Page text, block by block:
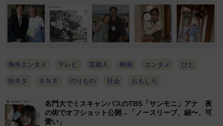
海外エンタメ テレビ 芸能人 映画 エンタメ ひと
街ネタ ＳＮＳ のりもの 社会 おもしろ
名門大でミスキャンパスのTBS「サンモニ」アナ 夜
の街でオフショット公開→「ノースリーブ、細〜、可
愛い」